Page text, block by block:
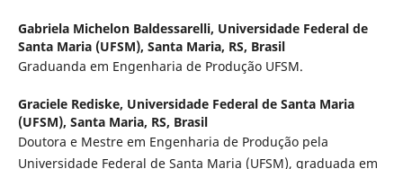
Gabriela Michelon Baldessarelli, Universidade Federal de
Santa Maria (UFSM), Santa Maria, RS, Brasil
Graduanda em Engenharia de Produção UFSM.
Graciele Rediske, Universidade Federal de Santa Maria
(UFSM), Santa Maria, RS, Brasil
Doutora e Mestre em Engenharia de Produção pela
Universidade Federal de Santa Maria (UFSM), graduada em